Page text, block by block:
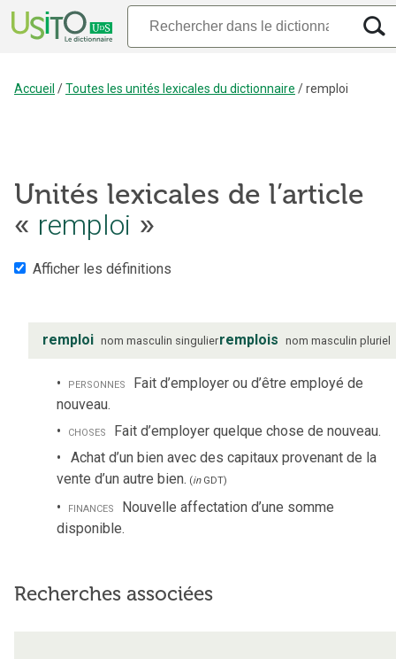
Accueil /Toutes les unités lexicales du dictionnaire /remploi
Unités lexicales de l’article
« remploi »
Afficher les définitions
remploi nom masculin singulierremplois nom masculin pluriel
personnes Fait d’employer ou d’être employé de
nouveau.
choses Fait d’employer quelque chose de nouveau.
Achat d’un bien avec des capitaux provenant de la
vente d’un autre bien. (inGDT)
finances Nouvelle affectation d’une somme
disponible.
Recherches associées